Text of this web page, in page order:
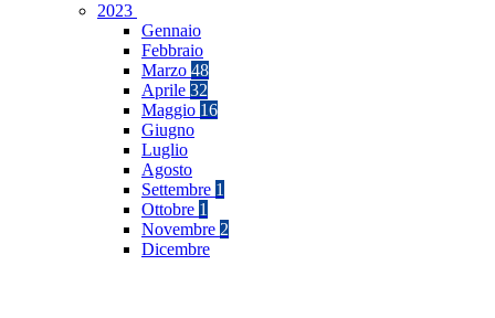
2023
Gennaio
Febbraio
Marzo 48
Aprile 32
Maggio 16
Giugno
Luglio
Agosto
Settembre 1
Ottobre 1
Novembre 2
Dicembre